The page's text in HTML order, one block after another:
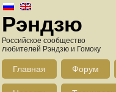
Рэндзю
Российское сообщество
любителей Рэндзю и Гомоку
Главная Форум